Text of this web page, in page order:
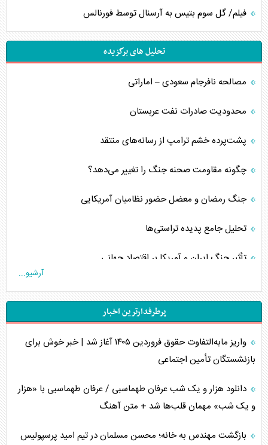
فیلم/ گل سوم بتیس به آرسنال توسط فورنالس
تحلیل های برگزیده
مصالحه نافرجام سعودی – اماراتی
محدودیت صادرات نفت عربستان
پشت‌پرده خشم ترامپ از رسانه‌های منتقد
چگونه مقاومت صحنه جنگ را تغییر می‌دهد؟
جنگ رمضان و معضل حضور نظامیان آمریکایی
تحلیل جامع پدیده تراستی‌ها
تأثیر جنگ ایران و آمریکا بر اقتصاد جهانی
تخریب پل‌ها در اوکراین و فروپاشی روایت دوگانه غرب
اربعین، کابوس مشترک تل‌آویو-واشنگتن
برنامه هفتم توسعه در نقطه کور سیاستگذاری
اوکراین بازوی مخرب آمریکا در غرب آسیا
اهمیت راهبردی اردن برای آمریکا
آرشیو...
پرطرفدارترین اخبار
واریز مابه‌التفاوت حقوق فروردین ۱۴۰۵ آغاز شد | خبر خوش برای
بازنشستگان تأمین اجتماعی
دانلود هزار و یک شب عرفان طهماسبی / عرفان طهماسبی با «هزار
و یک شب» مهمان قلب‌ها شد + متن آهنگ
بازگشت مهندس به خانه؛ محسن مسلمان در تیم امید پرسپولیس